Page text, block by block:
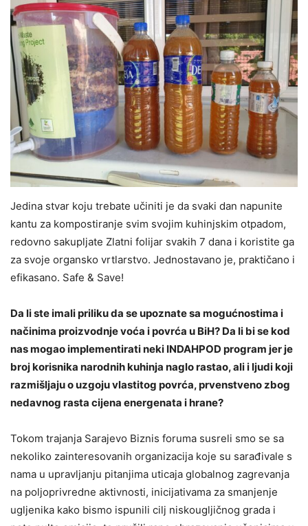
Jedina stvar koju trebate učiniti je da svaki dan napunite
kantu za kompostiranje svim svojim kuhinjskim otpadom,
redovno sakupljate Zlatni folijar svakih 7 dana i koristite ga
za svoje organsko vrtlarstvo. Jednostavano je, praktičano i
efikasano. Safe & Save!
Da li ste imali priliku da se upoznate sa mogućnostima i
načinima proizvodnje voća i povrća u BiH? Da li bi se kod
nas mogao implementirati neki INDAHPOD program jer je
broj korisnika narodnih kuhinja naglo rastao, ali i ljudi koji
razmišljaju o uzgoju vlastitog povrća, prvenstveno zbog
nedavnog rasta cijena energenata i hrane?
Tokom trajanja Sarajevo Biznis foruma susreli smo se sa
nekoliko zainteresovanih organizacija koje su sarađivale s
nama u upravljanju pitanjima uticaja globalnog zagrevanja
na poljoprivredne aktivnosti, inicijativama za smanjenje
ugljenika kako bismo ispunili cilj niskougljičnog grada i